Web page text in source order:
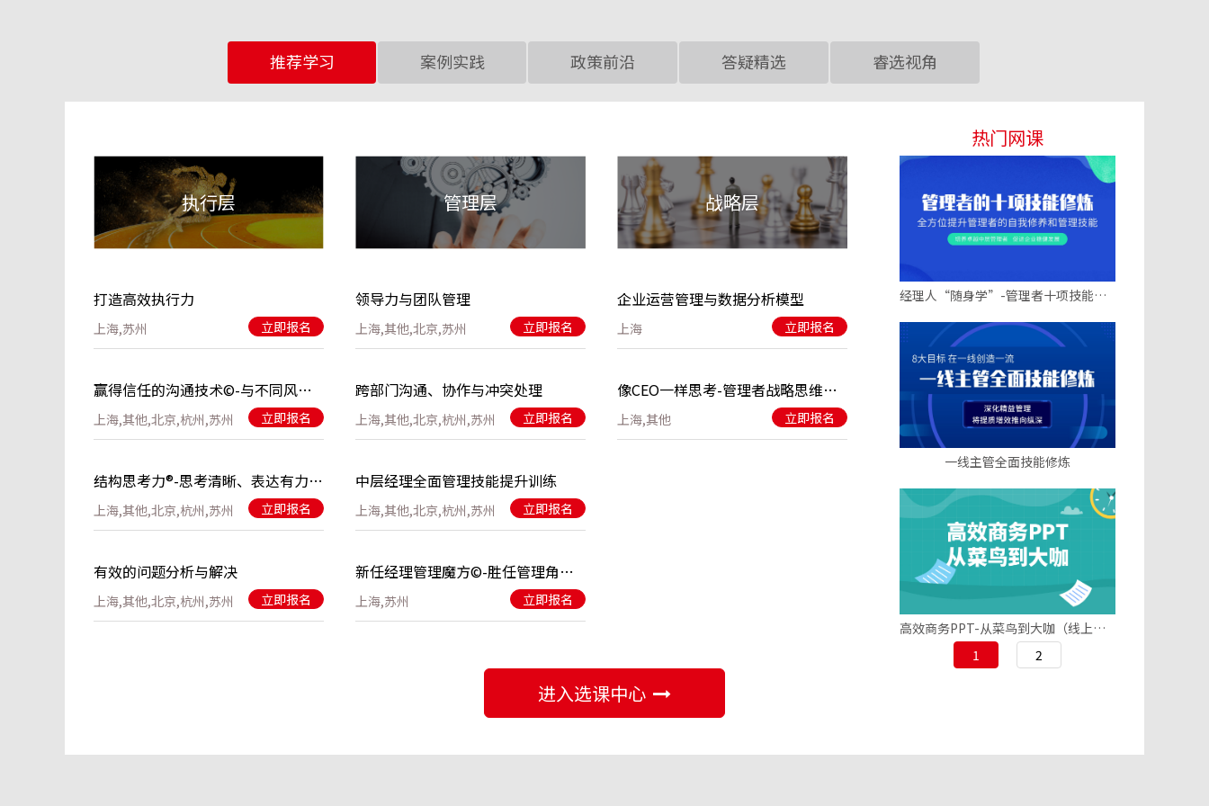
推荐学习 案例实践 政策前沿 答疑精选 睿选视角
执行层
打造高效执行力
上海,苏州 立即报名
赢得信任的沟通技术©-与不同风格的人顺畅沟通
上海,其他,北京,杭州,苏州 立即报名
结构思考力®-思考清晰、表达有力、工作高效
上海,其他,北京,杭州,苏州 立即报名
有效的问题分析与解决
上海,其他,北京,杭州,苏州 立即报名
管理层
领导力与团队管理
上海,其他,北京,苏州 立即报名
跨部门沟通、协作与冲突处理
上海,其他,北京,杭州,苏州 立即报名
中层经理全面管理技能提升训练
上海,其他,北京,杭州,苏州 立即报名
新任经理管理魔方©-胜任管理角色的三个阶梯
上海,苏州 立即报名
战略层
企业运营管理与数据分析模型
上海 立即报名
像CEO一样思考-管理者战略思维与商业敏锐度提升
上海,其他 立即报名
热门网课
经理人“随身学”-管理者十项技能修炼（线上优选）
一线主管全面技能修炼
高效商务PPT-从菜鸟到大咖（线上版）
1
2
进入选课中心